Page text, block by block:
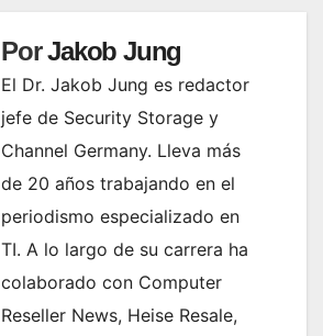
PorJakob Jung
El Dr. Jakob Jung es redactor
jefe de Security Storage y
Channel Germany. Lleva más
de 20 años trabajando en el
periodismo especializado en
TI. A lo largo de su carrera ha
colaborado con Computer
Reseller News, Heise Resale,